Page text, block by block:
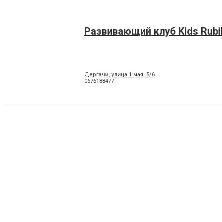
Развивающий клуб Kids
Дергачи, улица 1 мая, 5/6
0676188477